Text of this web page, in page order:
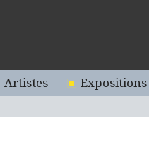
Artistes Expositions